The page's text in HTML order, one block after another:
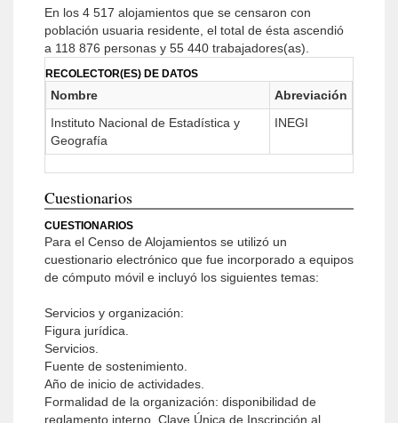
En los 4 517 alojamientos que se censaron con
población usuaria residente, el total de ésta ascendió
a 118 876 personas y 55 440 trabajadores(as).
RECOLECTOR(ES) DE DATOS
Nombre
Abreviación
Instituto Nacional de Estadística y
Geografía
INEGI
Cuestionarios
CUESTIONARIOS
Para el Censo de Alojamientos se utilizó un
cuestionario electrónico que fue incorporado a equipos
de cómputo móvil e incluyó los siguientes temas:
Servicios y organización:
Figura jurídica.
Servicios.
Fuente de sostenimiento.
Año de inicio de actividades.
Formalidad de la organización: disponibilidad de
reglamento interno, Clave Única de Inscripción al